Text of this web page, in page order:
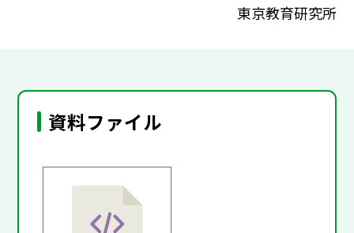
東京教育研究所
資料ファイル